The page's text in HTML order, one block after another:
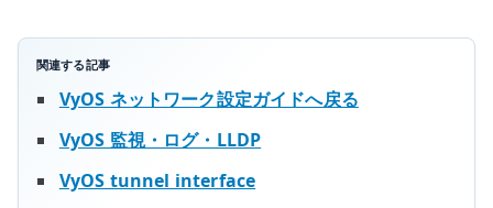
関連する記事
VyOS ネットワーク設定ガイドへ戻る
VyOS 監視・ログ・LLDP
VyOS tunnel interface